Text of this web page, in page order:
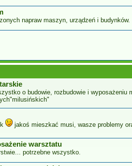
napraw maszyn, urządzeń i budynków.
o budowie, rozbudowie i wyposażeniu
jakoś mieszkać musi, wasze problemy
warsztatu
potrzebne wszystko.